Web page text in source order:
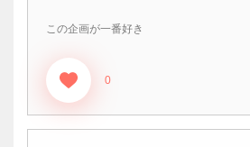
この企画が一番好き
0